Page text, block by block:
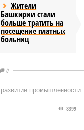
Жители
Башкирии стали
больше тратить на
посещение платных
больниц
0
промышленности
8399